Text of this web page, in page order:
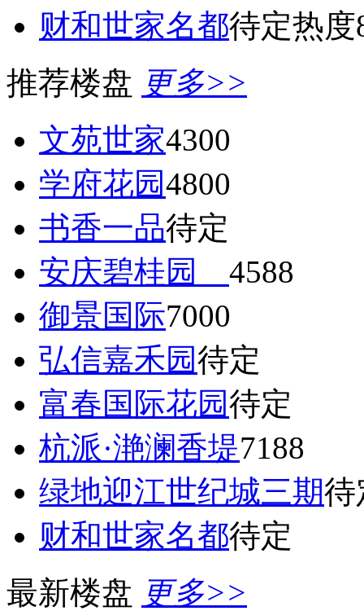
财和世家名都待定热度
推荐楼盘 更多>>
文苑世家4300
学府花园4800
书香一品待定
安庆碧桂园 4588
御景国际7000
弘信嘉禾园待定
富春国际花园待定
杭派·滟澜香堤7188
绿地迎江世纪城三期待
财和世家名都待定
最新楼盘 更多>>